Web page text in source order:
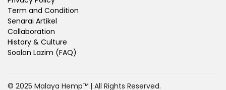
Term and Condition
Senarai Artikel
Collaboration
History & Culture
Soalan Lazim (FAQ)
© 2025 Malaya Hemp™ | All Rights Reserved.